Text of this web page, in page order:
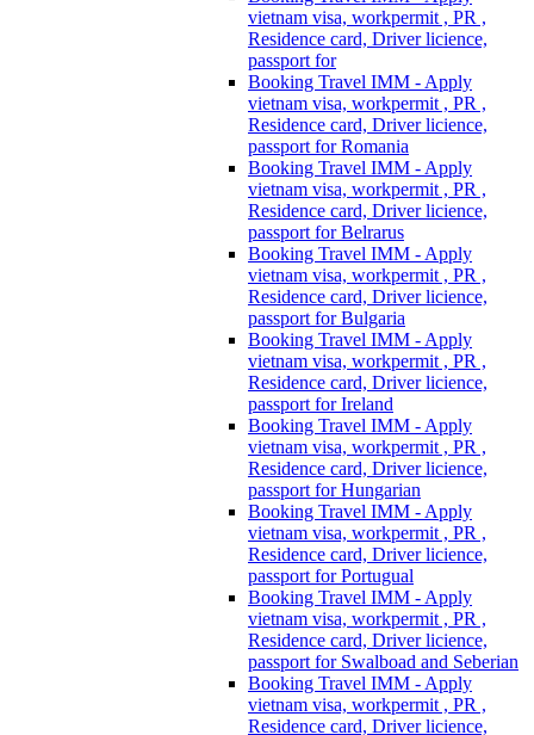
vietnam visa, workpermit , PR ,
Residence card, Driver licience,
passport for
Booking Travel IMM - Apply
vietnam visa, workpermit , PR ,
Residence card, Driver licience,
passport for Romania
Booking Travel IMM - Apply
vietnam visa, workpermit , PR ,
Residence card, Driver licience,
passport for Belrarus
Booking Travel IMM - Apply
vietnam visa, workpermit , PR ,
Residence card, Driver licience,
passport for Bulgaria
Booking Travel IMM - Apply
vietnam visa, workpermit , PR ,
Residence card, Driver licience,
passport for Ireland
Booking Travel IMM - Apply
vietnam visa, workpermit , PR ,
Residence card, Driver licience,
passport for Hungarian
Booking Travel IMM - Apply
vietnam visa, workpermit , PR ,
Residence card, Driver licience,
passport for Portugual
Booking Travel IMM - Apply
vietnam visa, workpermit , PR ,
Residence card, Driver licience,
passport for Swalboad and Seberian
Booking Travel IMM - Apply
vietnam visa, workpermit , PR ,
Residence card, Driver licience,